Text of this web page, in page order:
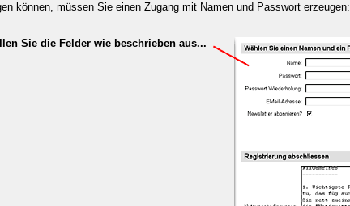
können, müssen Sie einen Zugang mit Namen und Passwort erzeugen:
Sie die Felder wie beschrieben aus...